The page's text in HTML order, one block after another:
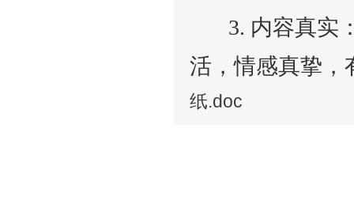
3. 内容真实：
活，情感真挚，
纸.doc